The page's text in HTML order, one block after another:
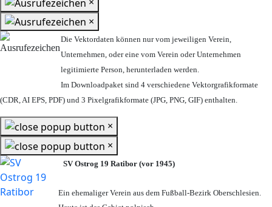
×
Die Vektordaten können nur vom jeweiligen Verein,
Unternehmen, oder eine vom Verein oder Unternehmen
legitimierte Person, herunterladen werden.
Im Downloadpaket sind 4 verschiedene Vektorgrafikformate
(CDR, AI EPS, PDF) und 3 Pixelgrafikformate (JPG, PNG, GIF) enthalten.
×
×
SV Ostrog 19 Ratibor (vor 1945)
Ein ehemaliger Verein aus dem Fußball-Bezirk Oberschlesien.